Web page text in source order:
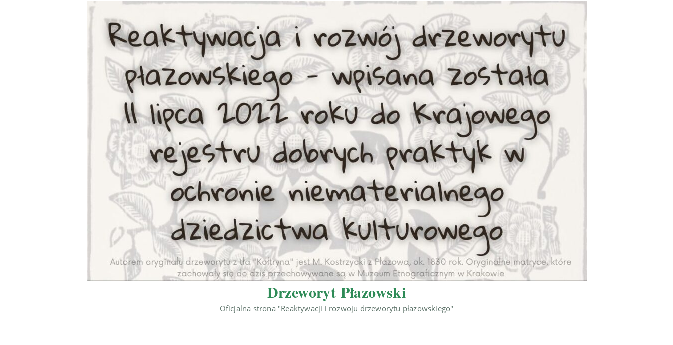
Drzeworyt Płazowski
Oficjalna strona "Reaktywacji i rozwoju drzeworytu płazowskiego"